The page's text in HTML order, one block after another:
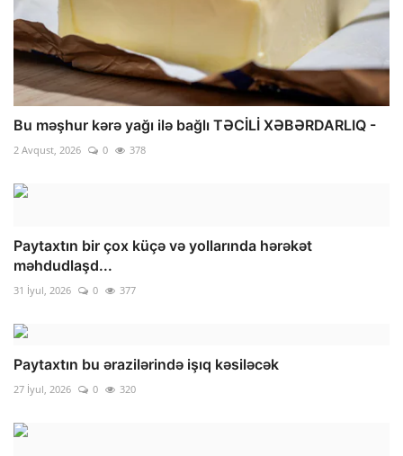
Bu məşhur kərə yağı ilə bağlı TƏCİLİ XƏBƏRDARLIQ -
2 Avqust, 2026 0 378
Paytaxtın bir çox küçə və yollarında hərəkət
məhdudlaşd...
31 İyul, 2026 0 377
Paytaxtın bu ərazilərində işıq kəsiləcək
27 İyul, 2026 0 320